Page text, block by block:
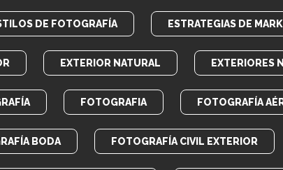
DE FOTOGRAFÍA ESTRATEGIAS DE
EXTERIOR NATURAL EXTERIORES
FOTOGRAFIA FOTOGRAFÍA
BODA FOTOGRAFÍA CIVIL EXTERIOR